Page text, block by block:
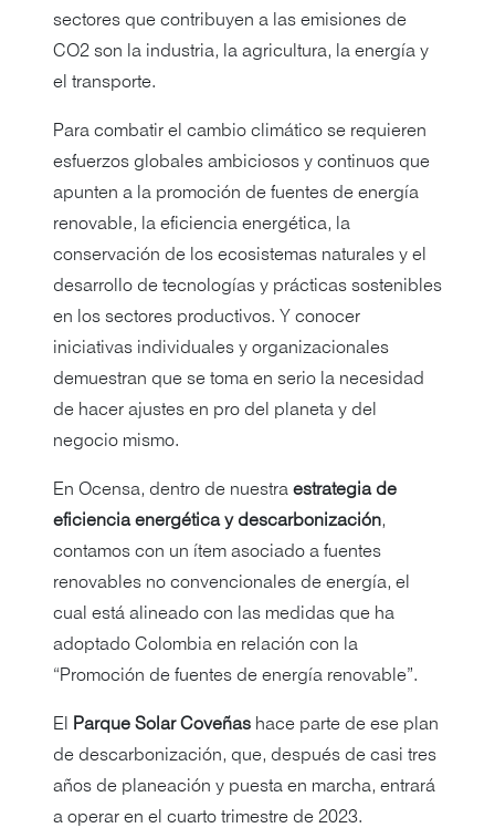
sectores que contribuyen a las emisiones de
CO2 son la industria, la agricultura, la energía y
el transporte.
Para combatir el cambio climático se requieren
esfuerzos globales ambiciosos y continuos que
apunten a la promoción de fuentes de energía
renovable, la eficiencia energética, la
conservación de los ecosistemas naturales y el
desarrollo de tecnologías y prácticas sostenibles
en los sectores productivos. Y conocer
iniciativas individuales y organizacionales
demuestran que se toma en serio la necesidad
de hacer ajustes en pro del planeta y del
negocio mismo.
En Ocensa, dentro de nuestra estrategia de
eficiencia energética y descarbonización,
contamos con un ítem asociado a fuentes
renovables no convencionales de energía, el
cual está alineado con las medidas que ha
adoptado Colombia en relación con la
“Promoción de fuentes de energía renovable”.
El Parque Solar Coveñas hace parte de ese plan
de descarbonización, que, después de casi tres
años de planeación y puesta en marcha, entrará
a operar en el cuarto trimestre de 2023.